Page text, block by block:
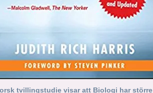
tvillingstudie visar att Biologi har större